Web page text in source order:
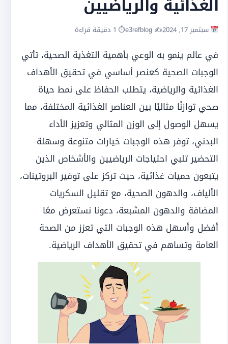
سبتمبر 17, 2024 ✍️ e3refblog ⏱ 1 دقيقة قراءة
في عالم ينمو به الوعي بأهمية التغذية الصحية، تأتي
الوجبات الصحية كعنصر أساسي في تحقيق الأهداف
الغذائية والرياضية، يتطلب الحفاظ على نمط حياة
صحي توازنًا مثاليًا بين العناصر الغذائية المختلفة، مما
يسهل الوصول إلى الوزن المثالي وتعزيز الأداء
البدني، توفر هذه الوجبات خيارات متنوعة وسهلة
التحضير تلبي احتياجات الرياضيين والأشخاص الذين
يتبعون حميات غذائية، حيث تركز على توفير البروتينات،
الألياف، والدهون الصحية، مع تقليل السكريات
المضافة والدهون المشبعة، دعونا نستعرض معًا
أفضل وأسهل هذه الوجبات التي تعزز من الصحة
العامة وتساهم في تحقيق الأهداف الرياضية.